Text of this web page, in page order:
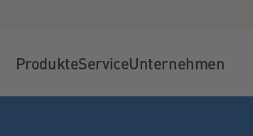
ProdukteServiceUnternehmen